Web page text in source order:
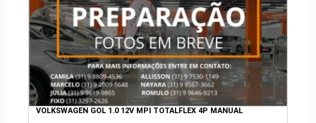
VOLKSWAGEN GOL 1.0 12V MPI TOTALFLEX 4P MANUAL